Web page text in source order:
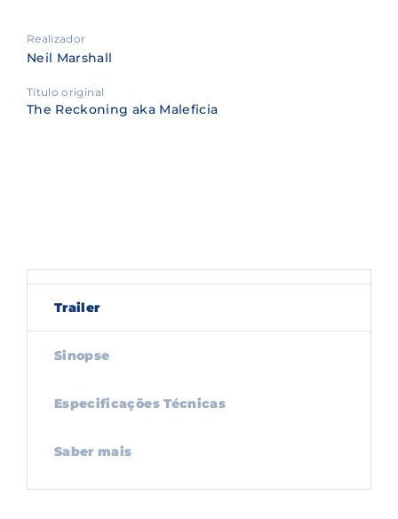
Realizador
Neil Marshall
Título original
The Reckoning aka Maleficia
Trailer
Sinopse
Especificações Técnicas
Saber mais